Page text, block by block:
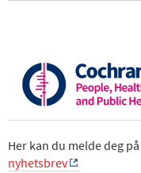
Her kan du melde deg på
nyhetsbrev